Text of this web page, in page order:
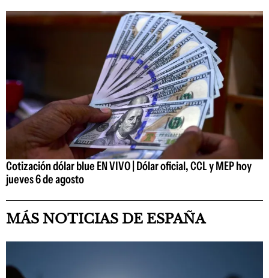
Cotización dólar blue EN VIVO | Dólar oficial, CCL y MEP hoy
jueves 6 de agosto
MÁS NOTICIAS DE ESPAÑA